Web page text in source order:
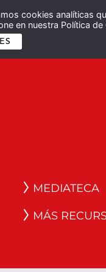
cookies analíticas
en nuestra Política de
MEDIATECA
MÁS